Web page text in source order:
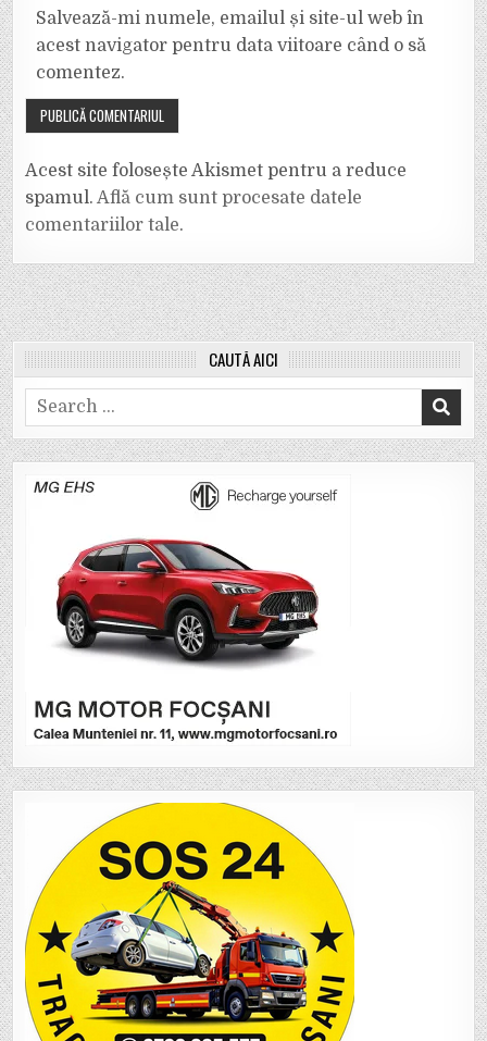
Salvează-mi numele, emailul și site-ul web în
acest navigator pentru data viitoare când o să
comentez.
Acest site folosește Akismet pentru a reduce
spamul.Află cum sunt procesate datele
comentariilor tale.
CAUTĂ AICI
Search
for: